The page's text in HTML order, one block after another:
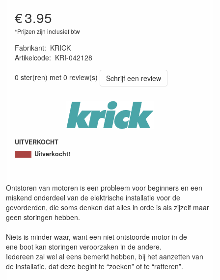
€3.95
*Prijzen zijn inclusief btw
Fabrikant: KRICK
Artikelcode: KRI-042128
0 ster(ren) met 0 review(s)
Schrijf een review
UITVERKOCHT
Uitverkocht!
Ontstoren van motoren is een probleem voor beginners en een
miskend onderdeel van de elektrische installatie voor de
gevorderden, die soms denken dat alles in orde is als zijzelf maar
geen storingen hebben.
Niets is minder waar, want een niet ontstoorde motor in de
ene boot kan storingen veroorzaken in de andere.
Iedereen zal wel al eens bemerkt hebben, bij het aanzetten van
de installatie, dat deze begint te “zoeken” of te “ratteren”.